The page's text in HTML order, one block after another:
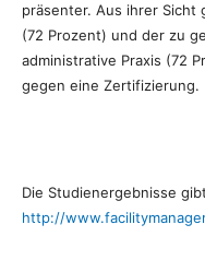
präsenter. Aus ihrer Sicht
(72 Prozent) und der zu
administrative Praxis (72
gegen eine Zertifizierung.
Die Studienergebnisse
http://